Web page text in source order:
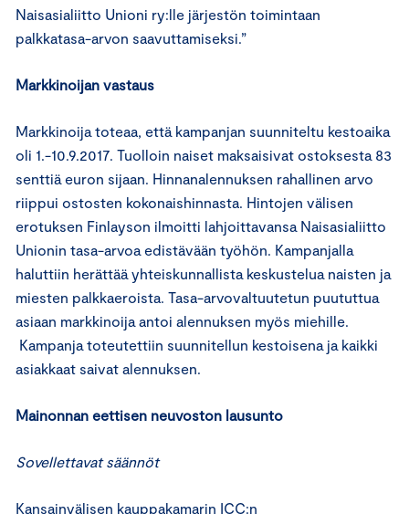
Naisasialiitto Unioni ry:lle järjestön toimintaan
palkkatasa-arvon saavuttamiseksi.”
Markkinoijan vastaus
Markkinoija toteaa, että kampanjan suunniteltu kestoaika
oli 1.-10.9.2017. Tuolloin naiset maksaisivat ostoksesta 83
senttiä euron sijaan. Hinnanalennuksen rahallinen arvo
riippui ostosten kokonaishinnasta. Hintojen välisen
erotuksen Finlayson ilmoitti lahjoittavansa Naisasialiitto
Unionin tasa-arvoa edistävään työhön. Kampanjalla
haluttiin herättää yhteiskunnallista keskustelua naisten ja
miesten palkkaeroista. Tasa-arvovaltuutetun puututtua
asiaan markkinoija antoi alennuksen myös miehille.
Kampanja toteutettiin suunnitellun kestoisena ja kaikki
asiakkaat saivat alennuksen.
Mainonnan eettisen neuvoston lausunto
Sovellettavat säännöt
Kansainvälisen kauppakamarin ICC:n